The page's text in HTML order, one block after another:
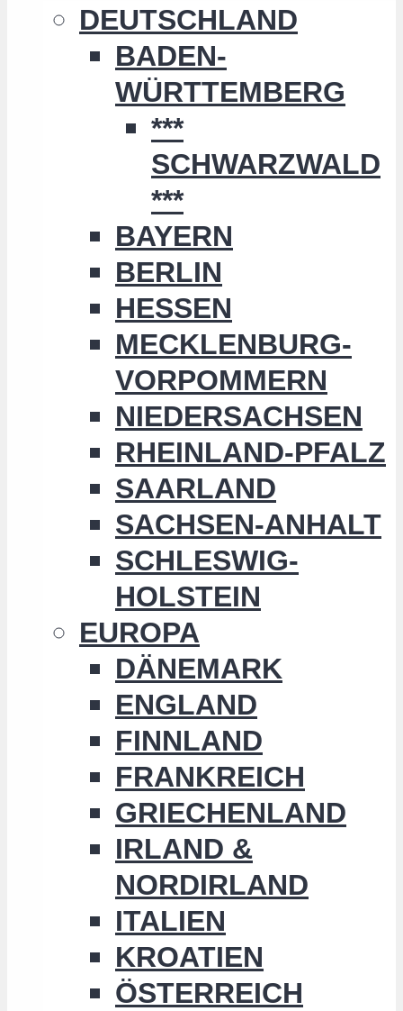
DEUTSCHLAND
BADEN-
WÜRTTEMBERG
***
SCHWARZWALD
***
BAYERN
BERLIN
HESSEN
MECKLENBURG-
VORPOMMERN
NIEDERSACHSEN
RHEINLAND-PFALZ
SAARLAND
SACHSEN-ANHALT
SCHLESWIG-
HOLSTEIN
EUROPA
DÄNEMARK
ENGLAND
FINNLAND
FRANKREICH
GRIECHENLAND
IRLAND &
NORDIRLAND
ITALIEN
KROATIEN
ÖSTERREICH